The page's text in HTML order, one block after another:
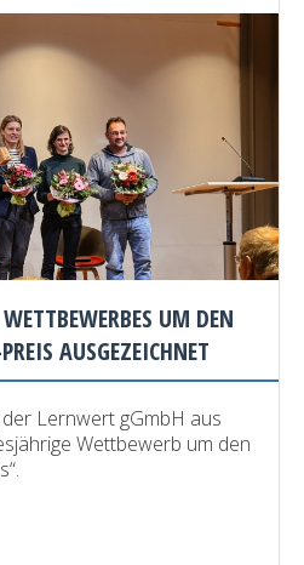
UM DEN
AUSGEZEICHNET
Lernwert gGmbH aus
Wettbewerb um den